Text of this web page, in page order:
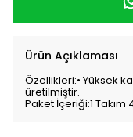
Ürün Açıklaması
Özellikleri:• Yüksek
üretilmiştir.
Paket İçeriği:1 Takım